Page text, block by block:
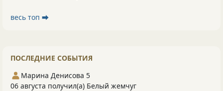
весь топ ⮕
ПОСЛЕДНИЕ СОБЫТИЯ
Марина Денисова 5
06 августа получил(а) Белый жемчуг